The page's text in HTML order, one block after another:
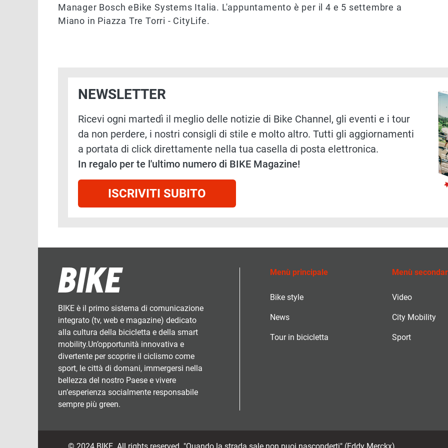
Manager Bosch eBike Systems Italia. L'appuntamento è per il 4 e 5 settembre a
Miano in Piazza Tre Torri - CityLife.
NEWSLETTER
Ricevi ogni martedì il meglio delle notizie di Bike Channel, gli eventi e i tour
da non perdere, i nostri consigli di stile e molto altro. Tutti gli aggiornamenti
a portata di click direttamente nella tua casella di posta elettronica.
In regalo per te l'ultimo numero di BIKE Magazine!
ISCRIVITI SUBITO
BIKE è il primo sistema di comunicazione
integrato (tv, web e magazine) dedicato
alla cultura della bicicletta e della smart
mobility.Un’opportunità innovativa e
divertente per scoprire il ciclismo come
sport, le città di domani, immergersi nella
bellezza del nostro Paese e vivere
un’esperienza socialmente responsabile
sempre più green.
Menù principale
Bike style
News
Tour in bicicletta
Menù
Video
City Mobility
Sport